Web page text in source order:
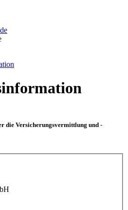
die Versicherungsvermittlung und -